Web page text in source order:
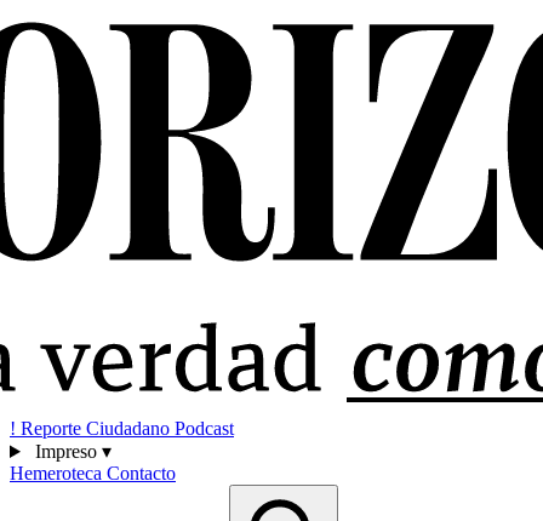
! Reporte Ciudadano Podcast
Impreso ▾
Hemeroteca Contacto